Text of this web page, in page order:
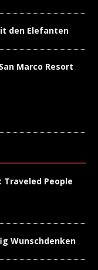
den Elefanten
Marco Resort
Traveled People
Wunschdenken